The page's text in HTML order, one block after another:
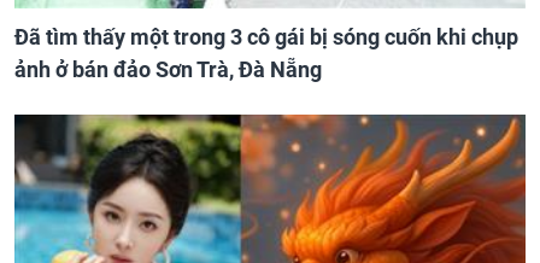
Đã tìm thấy một trong 3 cô gái bị sóng cuốn khi chụp
ảnh ở bán đảo Sơn Trà, Đà Nẵng